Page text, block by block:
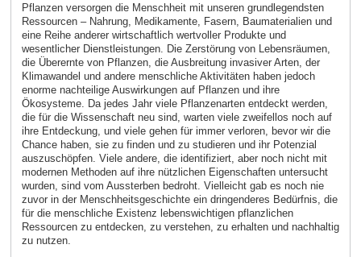
Pflanzen versorgen die Menschheit mit unseren grundlegendsten
Ressourcen – Nahrung, Medikamente, Fasern, Baumaterialien und
eine Reihe anderer wirtschaftlich wertvoller Produkte und
wesentlicher Dienstleistungen. Die Zerstörung von Lebensräumen,
die Überernte von Pflanzen, die Ausbreitung invasiver Arten, der
Klimawandel und andere menschliche Aktivitäten haben jedoch
enorme nachteilige Auswirkungen auf Pflanzen und ihre
Ökosysteme. Da jedes Jahr viele Pflanzenarten entdeckt werden,
die für die Wissenschaft neu sind, warten viele zweifellos noch auf
ihre Entdeckung, und viele gehen für immer verloren, bevor wir die
Chance haben, sie zu finden und zu studieren und ihr Potenzial
auszuschöpfen. Viele andere, die identifiziert, aber noch nicht mit
modernen Methoden auf ihre nützlichen Eigenschaften untersucht
wurden, sind vom Aussterben bedroht. Vielleicht gab es noch nie
zuvor in der Menschheitsgeschichte ein dringenderes Bedürfnis, die
für die menschliche Existenz lebenswichtigen pflanzlichen
Ressourcen zu entdecken, zu verstehen, zu erhalten und nachhaltig
zu nutzen.